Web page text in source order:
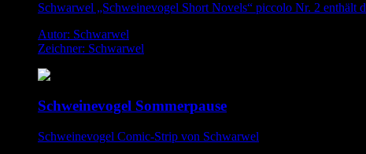
Schwarwel „Schweinevogel Short Novels“ piccolo Nr. 2 enthält
Autor: Schwarwel
Zeichner: Schwarwel
Schweinevogel Sommerpause
Schweinevogel Comic-Strip von Schwarwel